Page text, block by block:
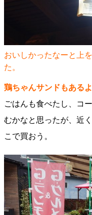
おいしかったなーと上
た。
鶏ちゃんサンドもあるよ
ごはんも食べたし、コ
むかなと思ったが、近
こで買おう。